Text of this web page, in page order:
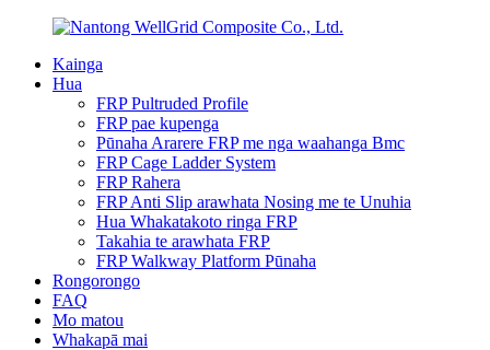
Kainga
Hua
FRP Pultruded Profile
FRP pae kupenga
Pūnaha Ararere FRP me nga waahanga Bmc
FRP Cage Ladder System
FRP Rahera
FRP Anti Slip arawhata Nosing me te Unuhia
Hua Whakatakoto ringa FRP
Takahia te arawhata FRP
FRP Walkway Platform Pūnaha
Rongorongo
FAQ
Mo matou
Whakapā mai